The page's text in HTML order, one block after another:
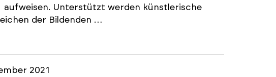
Unterstützt werden künstlerische
der Bildenden …
2021